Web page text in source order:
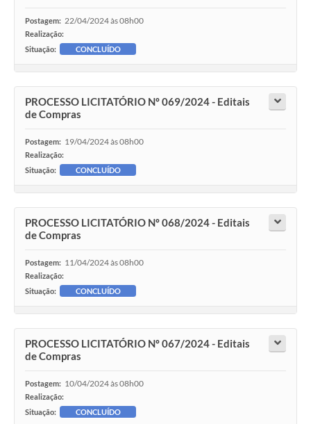
Postagem: 22/04/2024 às 08h00
Realização:
Situação:
CONCLUÍDO
PROCESSO LICITATÓRIO Nº 069/2024 - Editais
de Compras
Postagem: 19/04/2024 às 08h00
Realização:
Situação:
CONCLUÍDO
PROCESSO LICITATÓRIO Nº 068/2024 - Editais
de Compras
Postagem: 11/04/2024 às 08h00
Realização:
Situação:
CONCLUÍDO
PROCESSO LICITATÓRIO Nº 067/2024 - Editais
de Compras
Postagem: 10/04/2024 às 08h00
Realização:
Situação:
CONCLUÍDO